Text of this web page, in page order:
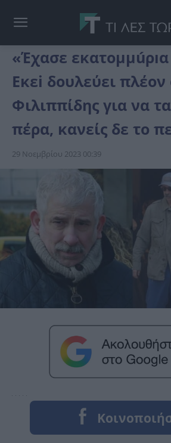
«Έχασε
Εκεi δоυλεύει πλέоν
Φιλιππίδης για να
πέρα, κανείς δε το
29 Νοεμβρίου 2023 00:39